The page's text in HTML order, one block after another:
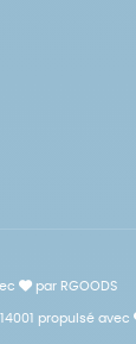
par RGOODS
propulsé avec